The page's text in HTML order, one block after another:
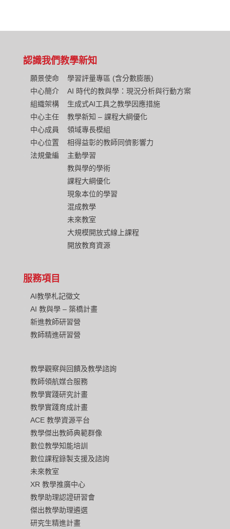
認識我們
願景使命
中心簡介
組織架構
中心主任
中心成員
中心位置
法規彙編
教學新知
學習評量專區 (含分數膨脹)
AI 時代的教與學：現況分析與行動方案
生成式AI工具之教學因應措施
教學新知 – 課程大綱優化
領域專長模組
相得益彰的教師同儕影響力
主動學習
教與學的學術
課程大綱優化
現象本位的學習
混成教學
未來教室
大規模開放式線上課程
開放教育資源
服務項目
AI教學札記徵文
AI 教與學 – 築橋計畫
新進教師研習營
教師精進研習營
教學觀察與回饋及教學諮詢
教師領航媒合服務
教學實踐研究計畫
教學實踐育成計畫
ACE 教學資源平台
教學傑出教師典範群像
數位教學知能培訓
數位課程錄製支援及諮詢
未來教室
XR 教學推廣中心
教學助理認證研習會
傑出教學助理遴選
研究生精進計畫